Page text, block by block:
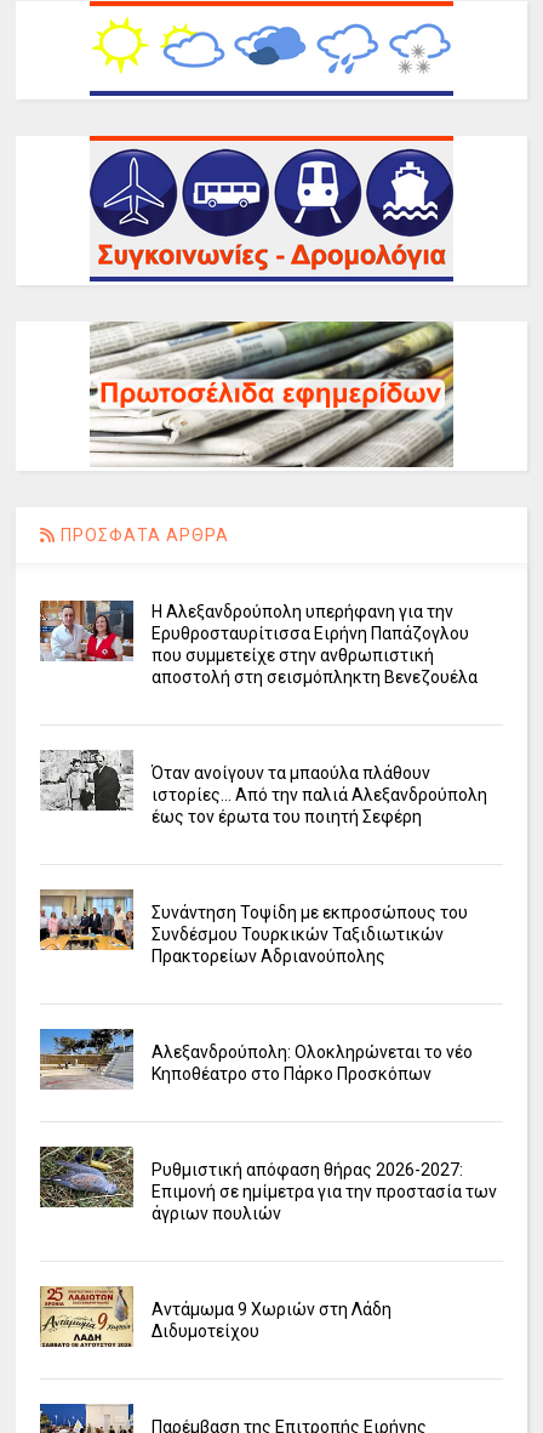
ΠΡΟΣΦΑΤΑ ΑΡΘΡΑ
Η Αλεξανδρούπολη υπερήφανη για την
Ερυθροσταυρίτισσα Ειρήνη Παπάζογλου
που συμμετείχε στην ανθρωπιστική
αποστολή στη σεισμόπληκτη Βενεζουέλα
Όταν ανοίγουν τα μπαούλα πλάθουν
ιστορίες... Από την παλιά Αλεξανδρούπολη
έως τον έρωτα του ποιητή Σεφέρη
Συνάντηση Τοψίδη με εκπροσώπους του
Συνδέσμου Τουρκικών Ταξιδιωτικών
Πρακτορείων Αδριανούπολης
Αλεξανδρούπολη: Ολοκληρώνεται το νέο
Κηποθέατρο στο Πάρκο Προσκόπων
Ρυθμιστική απόφαση θήρας 2026-2027:
Επιμονή σε ημίμετρα για την προστασία των
άγριων πουλιών
Αντάμωμα 9 Χωριών στη Λάδη
Διδυμοτείχου
Παρέμβαση της Επιτροπής Ειρήνης